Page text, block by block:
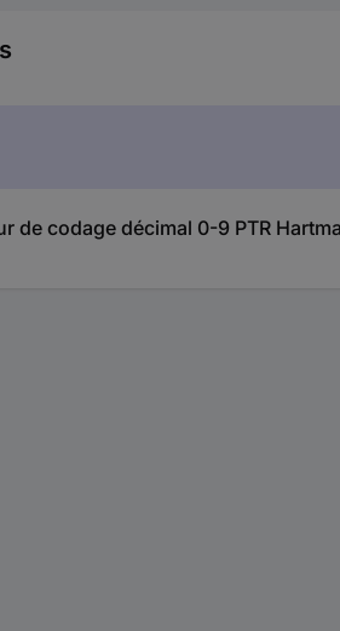
de codage décimal 0-9 PTR